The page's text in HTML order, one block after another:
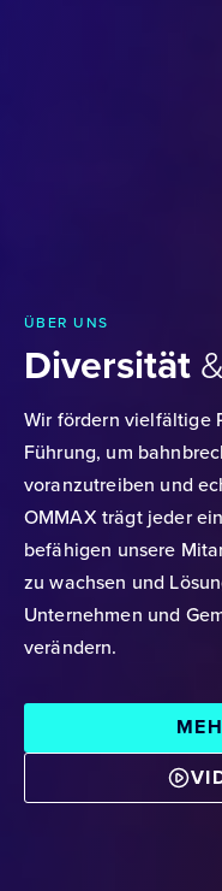
ÜBER UNS
Diversität &
Wir fördern vielfältige
Führung, um
voranzutreiben und
OMMAX trägt jeder
befähigen unsere
zu wachsen und
Unternehmen und
verändern.